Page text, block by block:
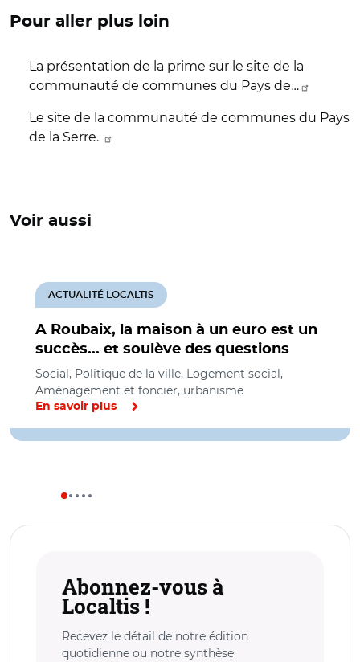
Pour aller plus loin
La présentation de la prime sur le site de la
communauté de communes du Pays de…
Le site de la communauté de communes du Pays
de la Serre.
Voir aussi
A Roubaix, la maison à un euro est un
succès... et soulève des questions
ACTUALITÉ LOCALTIS
Social, Politique de la ville, Logement social,
Aménagement et foncier, urbanisme
En savoir plus
Abonnez-vous à
Localtis !
Recevez le détail de notre édition
quotidienne ou notre synthèse